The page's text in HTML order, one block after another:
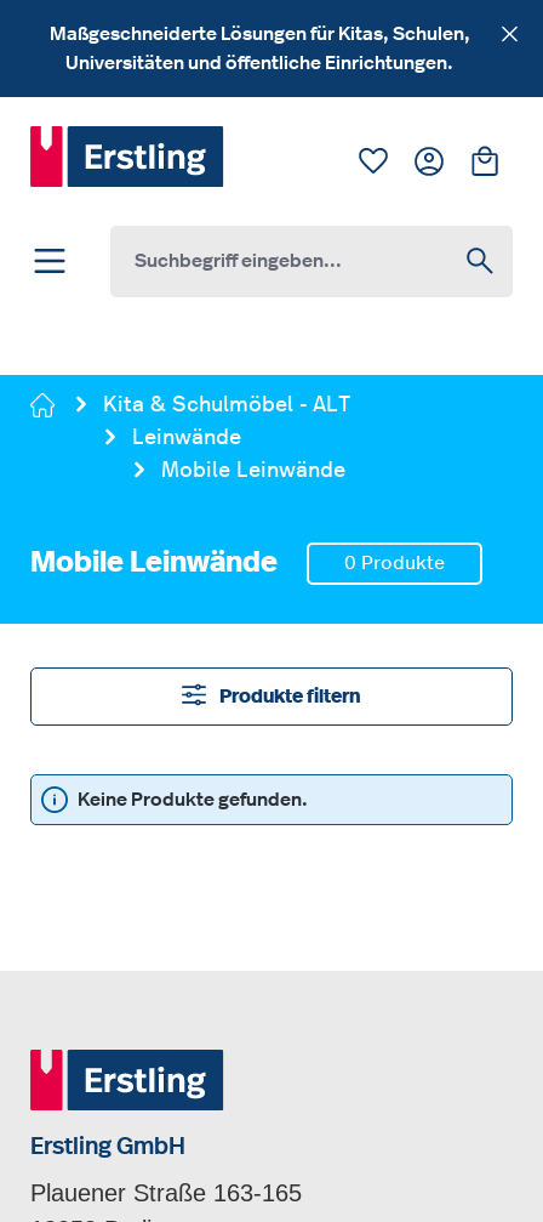
Zum Hauptinhalt springen
Maßgeschneiderte Lösungen für Kitas, Schulen,
Universitäten und öffentliche Einrichtungen.
Du hast 0
Kita & Schulmöbel - ALT
Leinwände
Mobile Leinwände
Mobile Leinwände 0 Produkte
Produkte filtern
Keine Produkte gefunden.
Erstling GmbH
Plauener Straße 163-165